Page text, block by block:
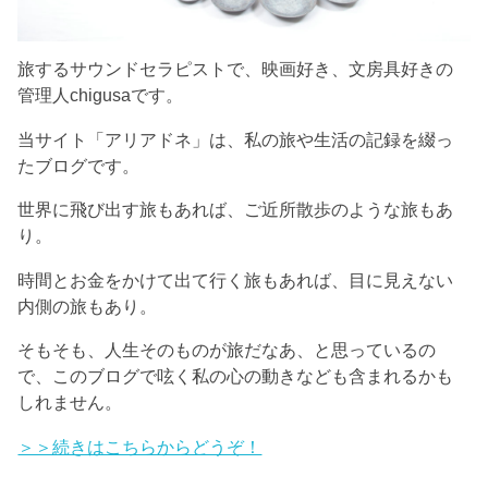
旅するサウンドセラピストで、映画好き、文房具好きの
管理人chigusaです。
当サイト「アリアドネ」は、私の旅や生活の記録を綴っ
たブログです。
世界に飛び出す旅もあれば、ご近所散歩のような旅もあ
り。
時間とお金をかけて出て行く旅もあれば、目に見えない
内側の旅もあり。
そもそも、人生そのものが旅だなあ、と思っているの
で、このブログで呟く私の心の動きなども含まれるかも
しれません。
＞＞続きはこちらからどうぞ！